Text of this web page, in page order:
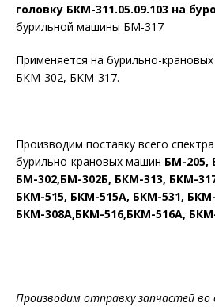
головку БКМ-311.05.09.103 на
бурильной машины БМ-317
Применяется на бурильно-
БКМ-302, БКМ-317.
Производим поставку всего
бурильно-крановых машин БМ-205,
БМ-302,БМ-302Б, БКМ-313, БКМ-
БКМ-515, БКМ-515А, БКМ-531,
БКМ-308А,БКМ-516,БКМ-516А,
Производим отправку запчастей во